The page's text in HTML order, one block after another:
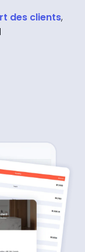
des clients,